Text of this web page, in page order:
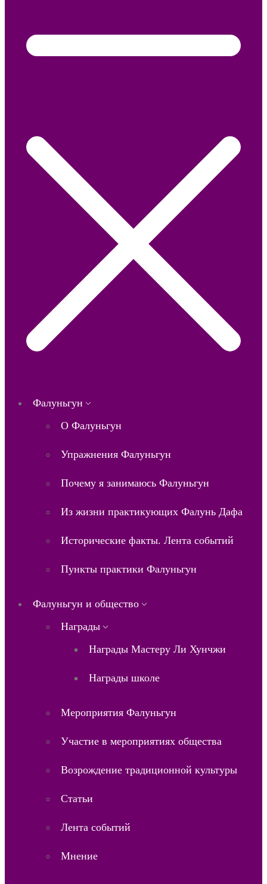
Фалуньгун
О Фалуньгун
Упражнения Фалуньгун
Почему я занимаюсь Фалуньгун
Из жизни практикующих Фалунь Дафа
Исторические факты. Лента событий
Пункты практики Фалуньгун
Фалуньгун и общество
Награды
Награды Мастеру Ли Хунчжи
Награды школе
Мероприятия Фалуньгун
Участие в мероприятиях общества
Возрождение традиционной культуры
Статьи
Лента событий
Мнение